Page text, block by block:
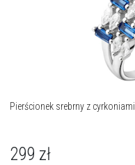
Pierścionek srebrny z cyrkoniami
299 zł